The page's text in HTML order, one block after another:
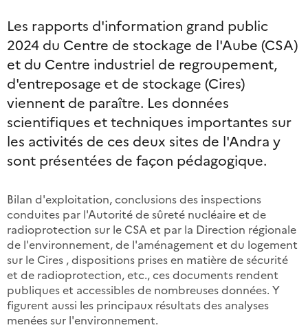
Les rapports d'information grand public
2024 du Centre de stockage de l'Aube (CSA)
et du Centre industriel de regroupement,
d'entreposage et de stockage (Cires)
viennent de paraître. Les données
scientifiques et techniques importantes sur
les activités de ces deux sites de l'Andra y
sont présentées de façon pédagogique.
Bilan d'exploitation, conclusions des inspections
conduites par l'Autorité de sûreté nucléaire et de
radioprotection sur le CSA et par la Direction régionale
de l'environnement, de l'aménagement et du logement
sur le Cires , dispositions prises en matière de sécurité
et de radioprotection, etc., ces documents rendent
publiques et accessibles de nombreuses données. Y
figurent aussi les principaux résultats des analyses
menées sur l'environnement.